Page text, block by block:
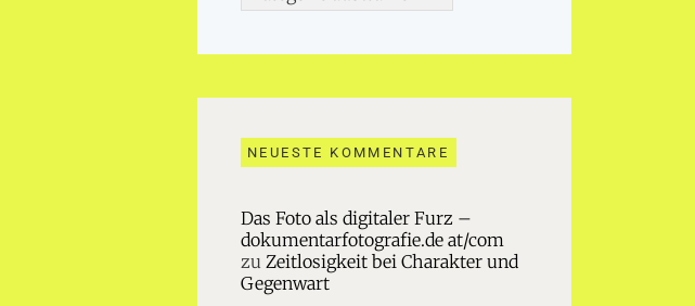
NEUESTE KOMMENTARE
Das Foto als digitaler Furz –
dokumentarfotografie.de at/com
zu Zeitlosigkeit bei Charakter und
Gegenwart